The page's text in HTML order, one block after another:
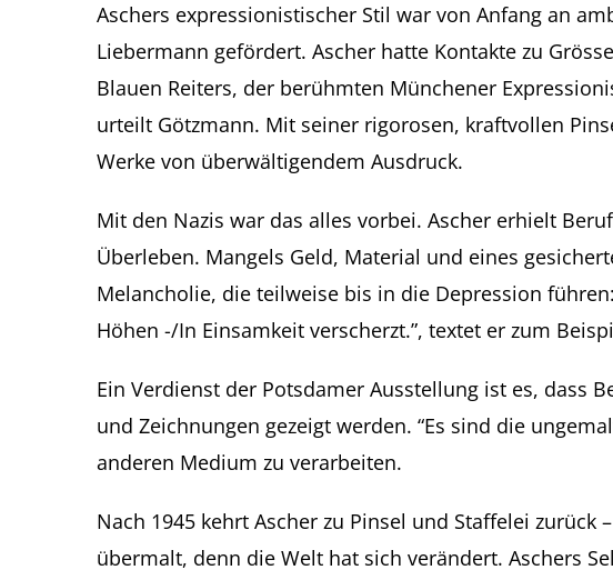
Aschers expressionistischer Stil war von Anfang an
Liebermann gefördert. Ascher hatte Kontakte zu
Blauen Reiters, der berühmten Münchener
urteilt Götzmann. Mit seiner rigorosen, kraftvollen
Werke von überwältigendem Ausdruck.
Mit den Nazis war das alles vorbei. Ascher erhielt
Überleben. Mangels Geld, Material und eines
Melancholie, die teilweise bis in die Depression
Höhen -/In Einsamkeit verscherzt.”, textet er zum
Ein Verdienst der Potsdamer Ausstellung ist es, dass
und Zeichnungen gezeigt werden. “Es sind die
anderen Medium zu verarbeiten.
Nach 1945 kehrt Ascher zu Pinsel und Staffelei
übermalt, denn die Welt hat sich verändert. Aschers